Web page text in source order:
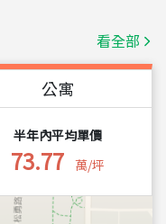
看全部
公寓
半年內平均單價
73.77 萬/坪